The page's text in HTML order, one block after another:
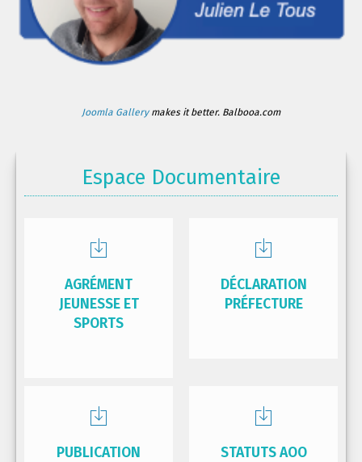
Joomla Gallerymakes it better. Balbooa.com
Espace Documentaire
AGRÉMENT
JEUNESSE ET
SPORTS
DÉCLARATION
PRÉFECTURE
PUBLICATION
STATUTS AOO